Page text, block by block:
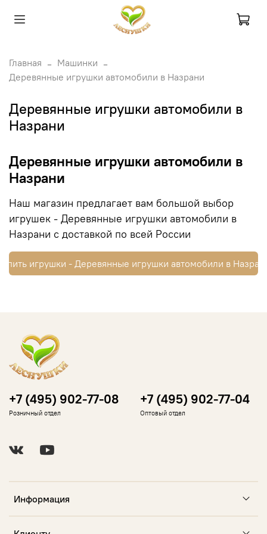
Главная
Машинки
Деревянные игрушки автомобили в Назрани
Деревянные игрушки автомобили в
Назрани
Деревянные игрушки автомобили в
Назрани
Наш магазин предлагает вам большой выбор
игрушек - Деревянные игрушки автомобили в
Назрани с доставкой по всей России
игрушки - Деревянные игрушки автомобили в
Информация
+7 (495) 902-77-08
Розничный отдел
+7 (495) 902-77-04
Оптовый отдел